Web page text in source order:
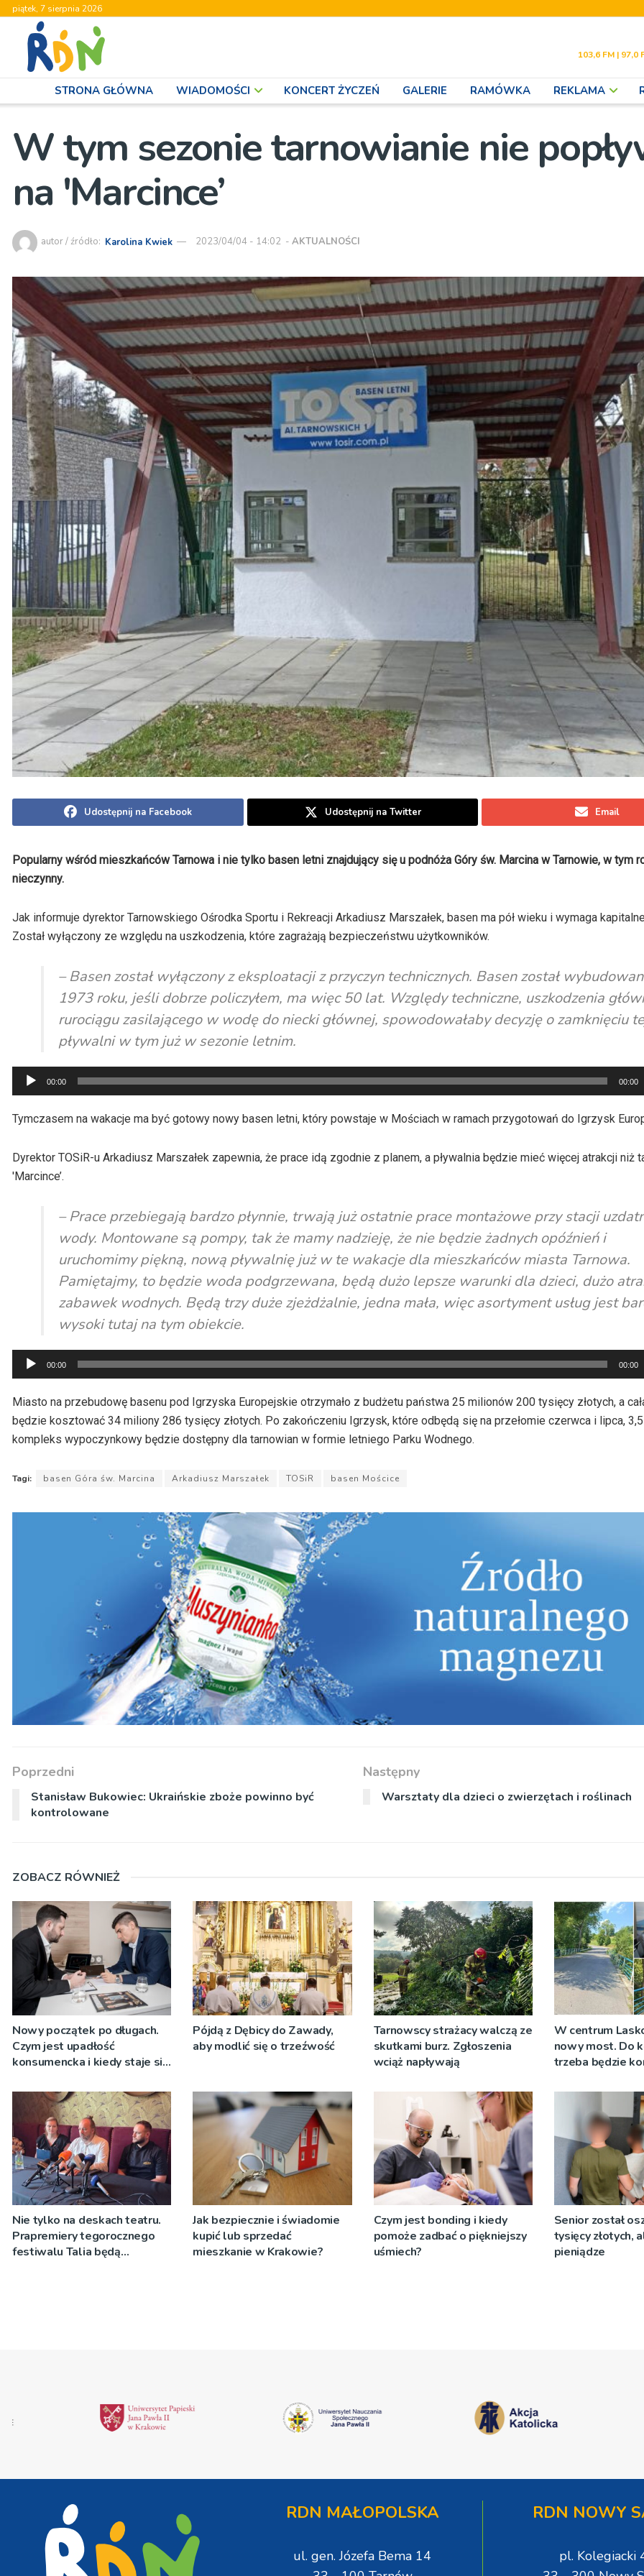
piątek, 7 sierpnia 2026
103,6 FM | 97,0
STRONA GŁÓWNA WIADOMOŚCI KONCERT ŻYCZEŃ GALERIE RAMÓWKA REKLAMA
W tym sezonie tarnowianie nie
na 'Marcince’
autor / źródło: Karolina Kwiek 2023/04/04 - 14:02 - AKTUALNOŚCI
Udostępnij na Facebook Udostępnij na Twitter Email
Popularny wśród mieszkańców Tarnowa i nie tylko basen letni znajdujący się u podnóża Góry św. Marcina w Tarnowie, w tym
nieczynny.
Jak informuje dyrektor Tarnowskiego Ośrodka Sportu i Rekreacji Arkadiusz Marszałek, basen ma pół wieku i wymaga
Został wyłączony ze względu na uszkodzenia, które zagrażają bezpieczeństwu użytkowników.
– Basen został wyłączony z eksploatacji z przyczyn technicznych. Basen został
1973 roku, jeśli dobrze policzyłem, ma więc 50 lat. Względy techniczne, uszkodzenia
rurociągu zasilającego w wodę do niecki głównej, spowodowałaby decyzję o zamknięciu
pływalni w tym już w sezonie letnim.
Odtwarzacz
plików
dźwiękowych
00:00 00:00
Tymczasem na wakacje ma być gotowy nowy basen letni, który powstaje w Mościach w ramach przygotowań do Igrzysk
Dyrektor TOSiR-u Arkadiusz Marszałek zapewnia, że prace idą zgodnie z planem, a pływalnia będzie mieć więcej atrakcji niż
'Marcince’.
– Prace przebiegają bardzo płynnie, trwają już ostatnie prace montażowe przy stacji
wody. Montowane są pompy, tak że mamy nadzieję, że nie będzie żadnych opóźnień i
uruchomimy piękną, nową pływalnię już w te wakacje dla mieszkańców miasta Tarnowa.
Pamiętajmy, to będzie woda podgrzewana, będą dużo lepsze warunki dla dzieci, dużo
zabawek wodnych. Będą trzy duże zjeżdżalnie, jedna mała, więc asortyment usług jest
wysoki tutaj na tym obiekcie.
Odtwarzacz
plików
dźwiękowych
00:00 00:00
Miasto na przebudowę basenu pod Igrzyska Europejskie otrzymało z budżetu państwa 25 milionów 200 tysięcy złotych, a
będzie kosztować 34 miliony 286 tysięcy złotych. Po zakończeniu Igrzysk, które odbędą się na przełomie czerwca i lipca,
kompleks wypoczynkowy będzie dostępny dla tarnowian w formie letniego Parku Wodnego.
Tagi: basen Góra św. Marcina Arkadiusz Marszałek TOSiR basen Mościce
Poprzedni
Stanisław Bukowiec: Ukraińskie zboże powinno być
kontrolowane
Następny
Warsztaty dla dzieci o zwierzętach i roślinach
ZOBACZ RÓWNIEŻ
Nowy początek po długach.
Czym jest upadłość
konsumencka i kiedy staje się
wyjściem?
Pójdą z Dębicy do Zawady,
aby modlić się o trzeźwość
Tarnowscy strażacy walczą ze
skutkami burz. Zgłoszenia
wciąż napływają
W centrum
nowy most. Do
trzeba będzie
Nie tylko na deskach teatru.
Prapremiery tegorocznego
festiwalu Talia będą
Jak bezpiecznie i świadomie
kupić lub sprzedać
mieszkanie w Krakowie?
Czym jest bonding i kiedy
pomoże zadbać o piękniejszy
uśmiech?
Senior został
tysięcy złotych,
pieniądze
RDN MAŁOPOLSKA
ul. gen. Józefa Bema 14
RDN NOWY
pl. Kolegiacki